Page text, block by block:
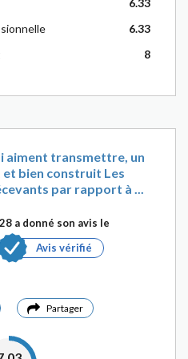
6.33
6.33
8
aiment transmettre, un
bien construit Les
par rapport à ...
a donné son avis le
Avis vérifié
Partager